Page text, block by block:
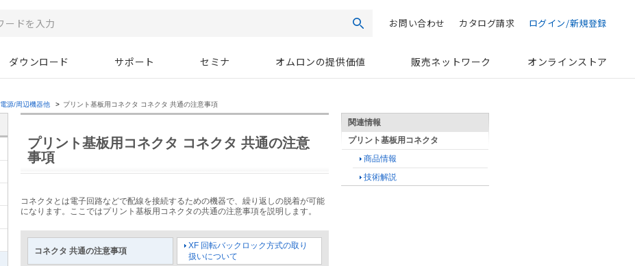
検索お問い合わせ カタログ請求 ログイン/新規登録
ダウンロード サポート セミナ オムロンの提供価値 販売ネットワーク オンラインストア
電源/周辺機器他 > プリント基板用コネクタ コネクタ 共通の注意事項
プリント基板用コネクタ コネクタ 共通の注意
事項
コネクタとは電子回路などで配線を接続するための機器で、繰り返しの脱着が可能
になります。ここではプリント基板用コネクタの共通の注意事項を説明します。
コネクタ 共通の注意事項
XF 回転バックロック方式の取り
扱いについて
関連情報
プリント基板用コネクタ
商品情報
技術解説